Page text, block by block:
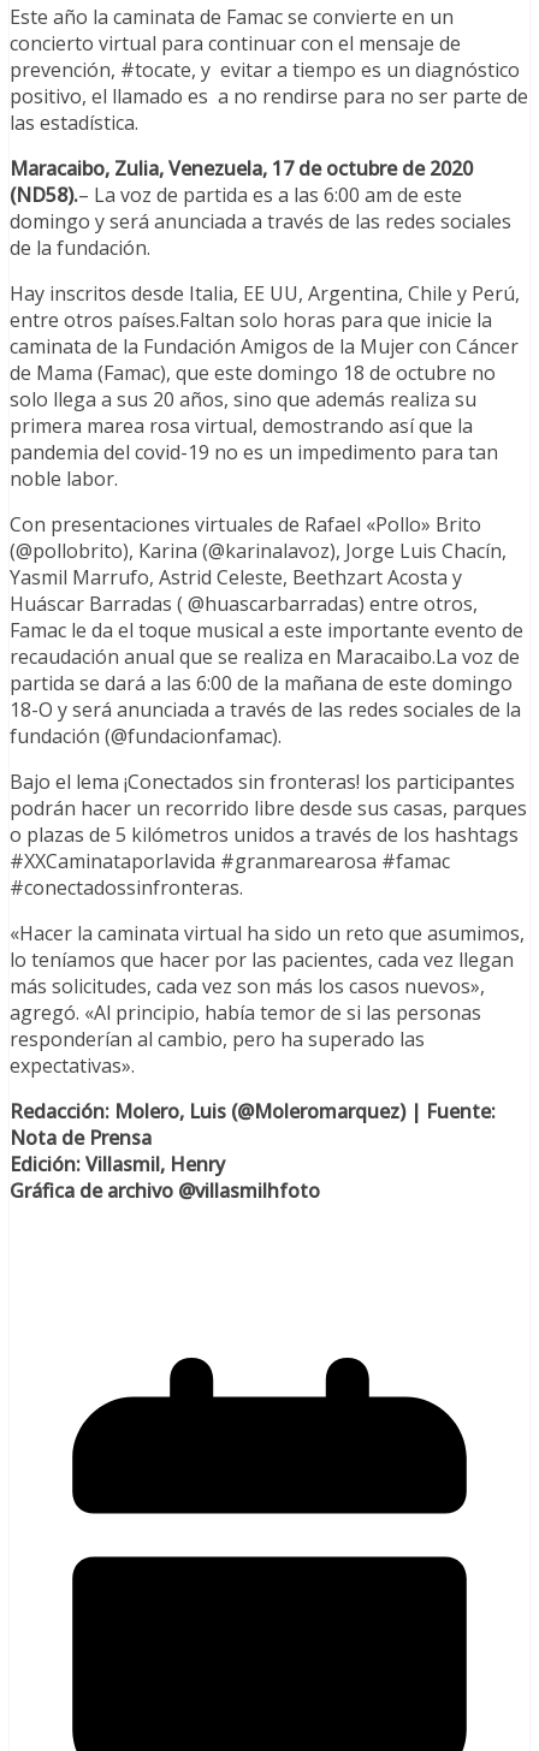
Este año la caminata de Famac se convierte en un
concierto virtual para continuar con el mensaje de
prevención, #tocate, y evitar a tiempo es un diagnóstico
positivo, el llamado es a no rendirse para no ser parte de
las estadística.
Maracaibo, Zulia, Venezuela, 17 de octubre de 2020
(ND58).– La voz de partida es a las 6:00 am de este
domingo y será anunciada a través de las redes sociales
de la fundación.
Hay inscritos desde Italia, EE UU, Argentina, Chile y Perú,
entre otros países.Faltan solo horas para que inicie la
caminata de la Fundación Amigos de la Mujer con Cáncer
de Mama (Famac), que este domingo 18 de octubre no
solo llega a sus 20 años, sino que además realiza su
primera marea rosa virtual, demostrando así que la
pandemia del covid-19 no es un impedimento para tan
noble labor.
Con presentaciones virtuales de Rafael «Pollo» Brito
(@pollobrito), Karina (@karinalavoz), Jorge Luis Chacín,
Yasmil Marrufo, Astrid Celeste, Beethzart Acosta y
Huáscar Barradas ( @huascarbarradas) entre otros,
Famac le da el toque musical a este importante evento de
recaudación anual que se realiza en Maracaibo.La voz de
partida se dará a las 6:00 de la mañana de este domingo
18-O y será anunciada a través de las redes sociales de la
fundación (@fundacionfamac).
Bajo el lema ¡Conectados sin fronteras! los participantes
podrán hacer un recorrido libre desde sus casas, parques
o plazas de 5 kilómetros unidos a través de los hashtags
#XXCaminataporlavida #granmarearosa #famac
#conectadossinfronteras.
«Hacer la caminata virtual ha sido un reto que asumimos,
lo teníamos que hacer por las pacientes, cada vez llegan
más solicitudes, cada vez son más los casos nuevos»,
agregó. «Al principio, había temor de si las personas
responderían al cambio, pero ha superado las
expectativas».
Redacción: Molero, Luis (@Moleromarquez) | Fuente:
Nota de Prensa
Edición: Villasmil, Henry
Gráfica de archivo @villasmilhfoto